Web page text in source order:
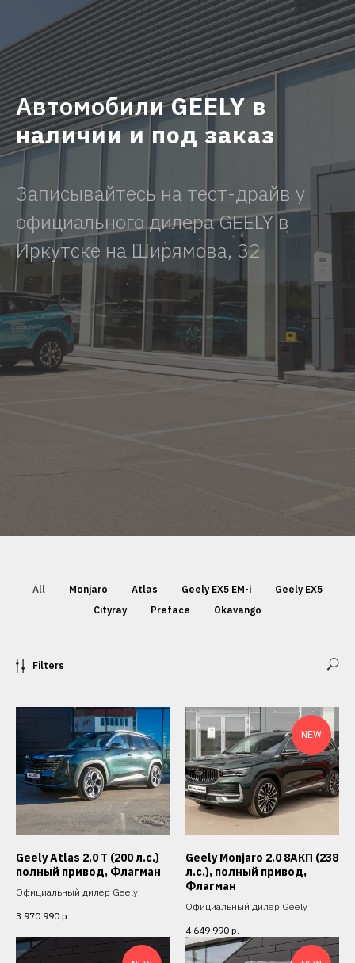
АвтомобилиGEELY в
наличии и под заказ
Записывайтесь на тест-драйв у
официального дилера GEELY в
Иркутске на Ширямова, 32
All Monjaro Atlas Geely EX5 EM-i
Geely EX5
Cityray
Preface Okavango
Filters
Geely Atlas 2.0 T (200 л.с.)
полный привод, Флагман
Официальный дилер Geely
3 970 990 р.
NEW
Geely Monjaro 2.0 8АКП (238
л.с.), полный привод,
Флагман
Официальный дилер Geely
4 649 990 р.